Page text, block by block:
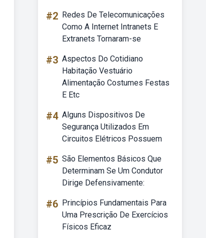
#2 Redes De Telecomunicações
Como A Internet Intranets E
Extranets Tornaram-se
#3 Aspectos Do Cotidiano
Habitação Vestuário
Alimentação Costumes Festas
E Etc
#4 Alguns Dispositivos De
Segurança Utilizados Em
Circuitos Elétricos Possuem
#5 São Elementos Básicos Que
Determinam Se Um Condutor
Dirige Defensivamente:
#6 Princípios Fundamentais Para
Uma Prescrição De Exercícios
Físicos Eficaz